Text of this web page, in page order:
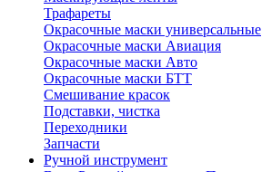
Трафареты
Окрасочные маски универсальные
Окрасочные маски Авиация
Окрасочные маски Авто
Окрасочные маски БТТ
Смешивание красок
Подставки, чистка
Переходники
Запчасти
Ручной инструмент